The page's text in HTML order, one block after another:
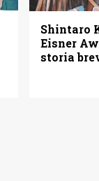
Shintaro
Eisner
storia